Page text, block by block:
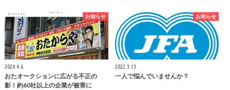
お知らせ
2024.4.6
おたオークションに広がる不正の
影！約60社以上の企業が被害に
お知らせ
2022.3.13
一人で悩んでいませんか？